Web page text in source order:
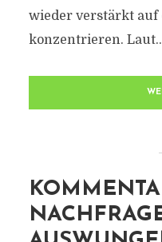
wieder verstärkt auf
konzentrieren.